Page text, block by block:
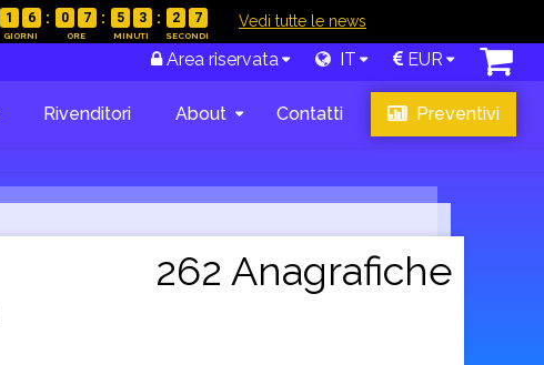
1 6 0 7 5 3 2 6 Vedi tutte le news
Area riservata IT EUR
Rivenditori About Contatti Preventivi
262 Anagrafiche